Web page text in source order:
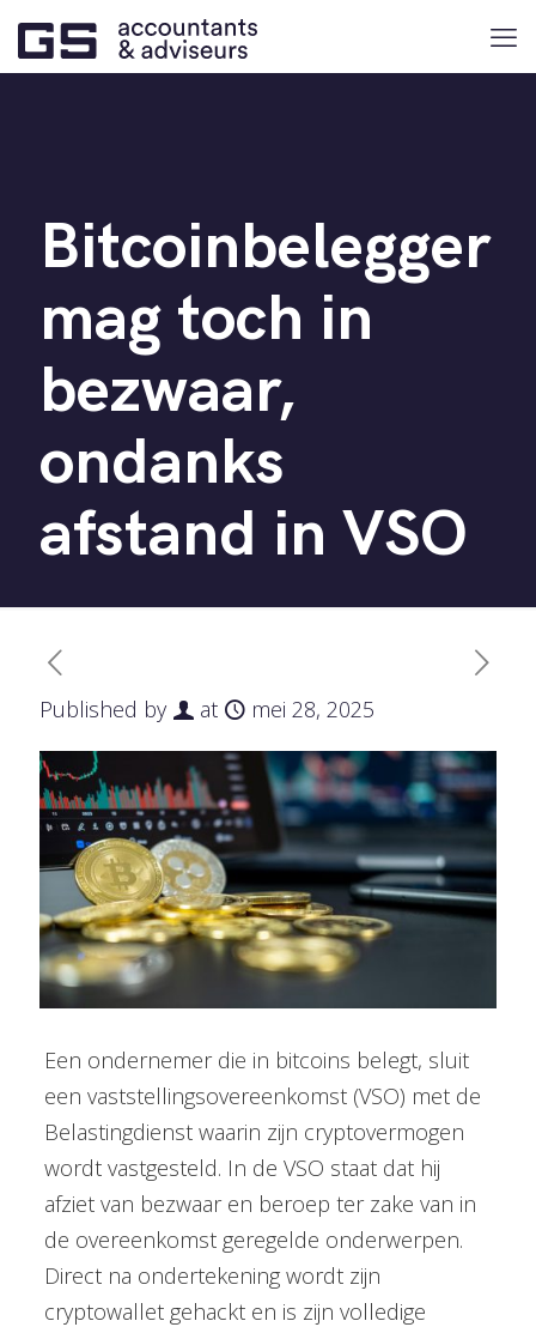
Bitcoinbelegger
mag toch in
bezwaar,
ondanks
afstand in VSO
Published by at mei 28, 2025
Een ondernemer die in bitcoins belegt, sluit
een vaststellingsovereenkomst (VSO) met de
Belastingdienst waarin zijn cryptovermogen
wordt vastgesteld. In de VSO staat dat hij
afziet van bezwaar en beroep ter zake van in
de overeenkomst geregelde onderwerpen.
Direct na ondertekening wordt zijn
cryptowallet gehackt en is zijn volledige